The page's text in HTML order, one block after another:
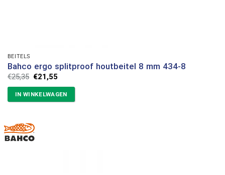
BEITELS
Bahco ergo splitproof houtbeitel 8 mm 434-8
€25,35 Oorspronkelijke
was:
€25,35.
€21,55Huidige
is:
€21,55.
IN WINKELWAGEN